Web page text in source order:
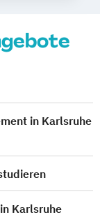
in Karlsruhe
Karlsruhe